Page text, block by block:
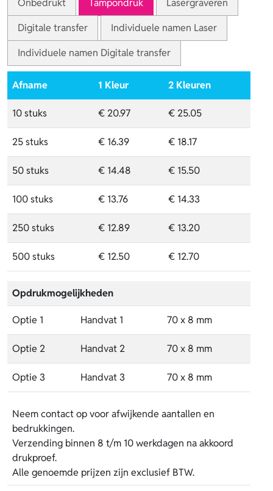
Onbedrukt Tampondruk
Lasergraveren
Digitale transfer
Individuele namen Laser
Individuele namen Digitale transfer
Afname 1 Kleur 2 Kleuren
10 stuks € 20.97 € 25.05
25 stuks € 16.39 € 18.17
50 stuks € 14.48 € 15.50
100 stuks € 13.76 € 14.33
250 stuks € 12.89 € 13.20
500 stuks € 12.50 € 12.70
Opdrukmogelijkheden
Optie 1 Handvat 1 70 x 8 mm
Optie 2 Handvat 2 70 x 8 mm
Optie 3 Handvat 3 70 x 8 mm
Neem contact op voor afwijkende aantallen en
bedrukkingen.
Verzending binnen 8 t/m 10 werkdagen na akkoord
drukproef.
Alle genoemde prijzen zijn exclusief BTW.